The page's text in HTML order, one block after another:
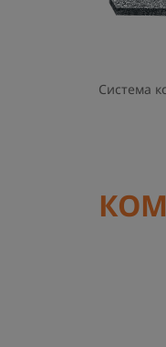
Система